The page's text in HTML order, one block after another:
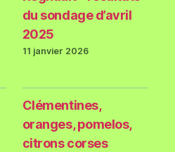
du sondage d’avril
2025
11 janvier 2026
Clémentines,
oranges, pomelos,
citrons corses